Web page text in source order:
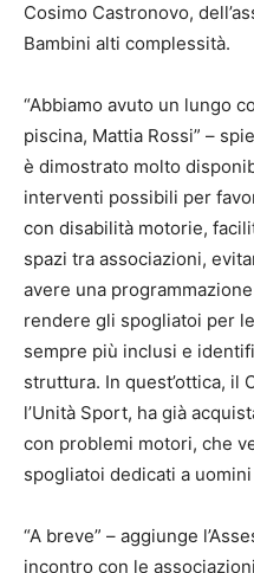
Cosimo Castronovo,
Bambini alti complessità.
“Abbiamo avuto un lungo
piscina, Mattia Rossi” –
è dimostrato molto
interventi possibili per
con disabilità motorie,
spazi tra associazioni,
avere una
rendere gli spogliatoi per
sempre più inclusi e
struttura. In quest’ottica, il
l’Unità Sport, ha già
con problemi motori, che
spogliatoi dedicati a
“A breve” – aggiunge
incontro con le